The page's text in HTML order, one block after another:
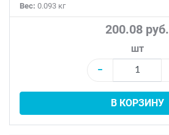
Вес: 0.093 кг
200.08 руб.
шт
−
В КОРЗИНУ